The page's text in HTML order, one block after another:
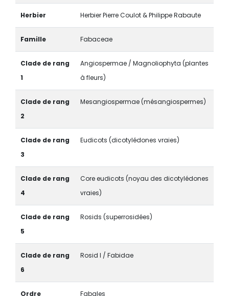
Herbier Herbier Pierre Coulot & Philippe Rabaute
Famille Fabaceae
Clade de rang
1
Angiospermae / Magnoliophyta (plantes
à fleurs)
Clade de rang
2
Mesangiospermae (mésangiospermes)
Clade de rang
3
Eudicots (dicotylédones vraies)
Clade de rang
4
Core eudicots (noyau des dicotylédones
vraies)
Clade de rang
5
Rosids (superrosidées)
Clade de rang
6
Rosid I / Fabidae
Ordre Fabales